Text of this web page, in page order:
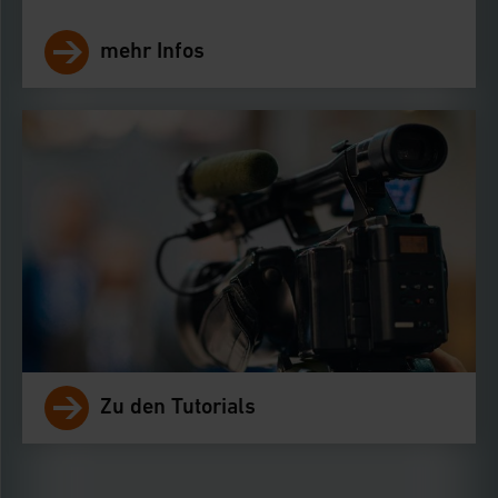
jederzeit unter dem Link „Cookie Einstellungen“
anpassen oder widerrufen. Ihre Browser-
Einstellungen können dazu führen, dass die
Einstellungen nicht längerfristig gespeichert
werden und dieses Banner erneut angezeigt wird.
Datenschutzerklärung
mehr Infos
Zu den Tutorials